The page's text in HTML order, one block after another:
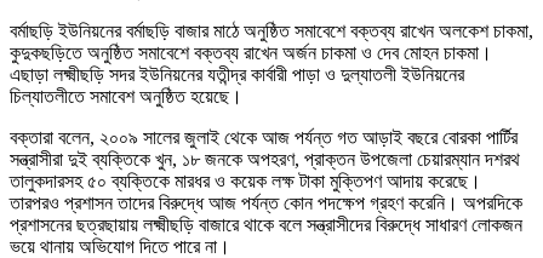
বর্মাছড়ি ইউনিয়নের বর্মাছড়ি বাজার মাঠে অনুষ্ঠিত সমাবেশে বক্তব্য রাখেন অলকেশ চাকমা,
কুদুকছড়িতে অনুষ্ঠিত সমাবেশে বক্তব্য রাখেন অর্জন চাকমা ও দেব মোহন চাকমা ।
এছাড়া লক্ষ্মীছড়ি সদর ইউনিয়নের যতীন্দ্র কার্বারী পাড়া ও দুল্যাতলী ইউনিয়নের
চিল্যাতলীতে সমাবেশ অনুষ্ঠিত হয়েছে।
বক্তারা বলেন, ২০০৯ সালের জুলাই থেকে আজ পর্যন্ত গত আড়াই বছরে বোরকা পার্টির
সন্ত্রাসীরা দুই ব্যক্তিকে খুন, ১৮ জনকে অপহরণ, প্রাক্তন উপজেলা চেয়ারম্যান দশরথ
তালুকদারসহ ৫০ ব্যক্তিকে মারধর ও কয়েক লক্ষ টাকা মুক্তিপণ আদায় করেছে।
তারপরও প্রশাসন তাদের বিরুদ্ধে আজ পর্যন্ত কোন পদক্ষেপ গ্রহণ করেনি। অপরদিকে
প্রশাসনের ছত্রছায়ায় লক্ষ্মীছড়ি বাজারে থাকে বলে সন্ত্রাসীদের বিরুদ্ধে সাধারণ লোকজন
ভয়ে থানায় অভিযোগ দিতে পারে না ।